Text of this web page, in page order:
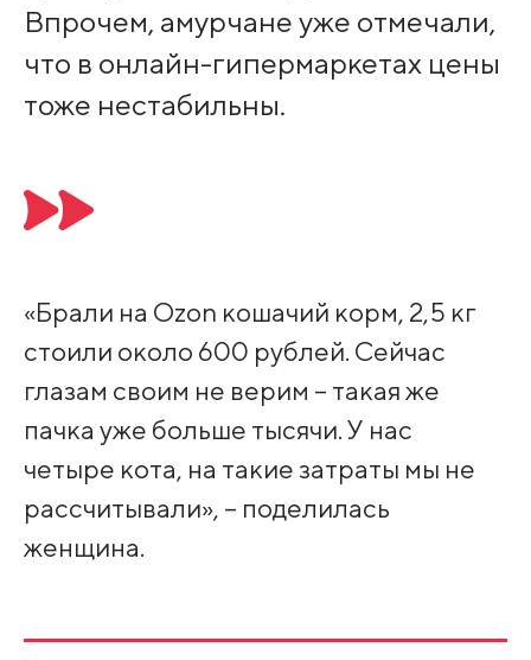
Впрочем, амурчане уже отмечали,
что в онлайн-гипермаркетах цены
тоже нестабильны.
«Брали на Ozon кошачий корм, 2,5 кг
стоили около 600 рублей. Сейчас
глазам своим не верим – такая же
пачка уже больше тысячи. У нас
четыре кота, на такие затраты мы не
рассчитывали», – поделилась
женщина.